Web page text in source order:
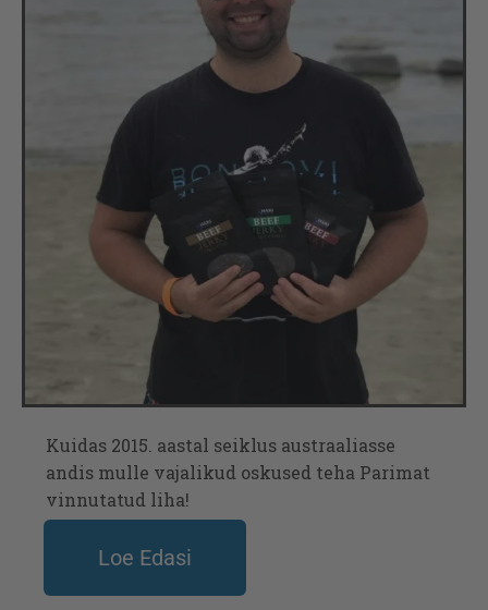
Kuidas 2015. aastal seiklus austraaliasse
andis mulle vajalikud oskused teha Parimat
vinnutatud liha!
Loe Edasi